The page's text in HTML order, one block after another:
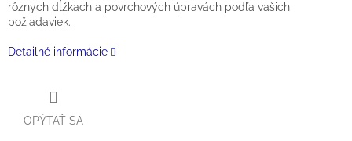
rôznych dĺžkach a povrchových úpravách podľa vašich
požiadaviek.
Detailné informácie
OPÝTAŤ SA